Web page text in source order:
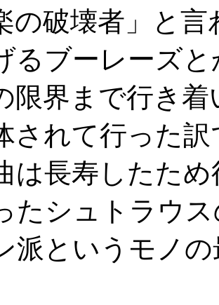
の破壊者」と
るブーレーズ
限界まで行き
されて行った
は長寿したた
たシュトラウ
派というモノ